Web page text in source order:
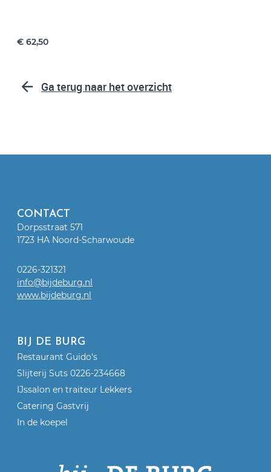
€ 62,50
Ga terug naar het overzicht
CONTACT
Dorpsstraat 571
1723 HA Noord-Scharwoude
0226-321321
info@bijdeburg.nl
www.bijdeburg.nl
BIJ DE BURG
Restaurant Guido's
Slijterij Suts 0226-234668
IJssalon en traiteur Lekkers
Catering Gastvrij
In de koepel